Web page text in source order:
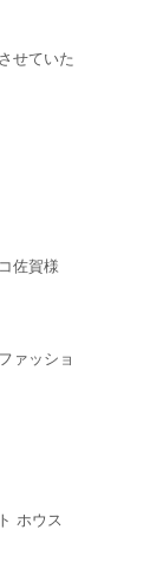
せていた
佐賀様
ァッショ
ホウス